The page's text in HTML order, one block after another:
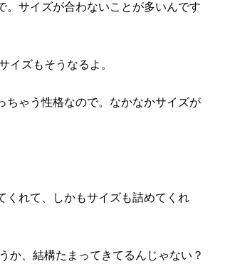
。サイズが合わないことが多いんです
イズもそうなるよ。
ちゃう性格なので。なかなかサイズが
くれて、しかもサイズも詰めてくれ
か、結構たまってきてるんじゃない？